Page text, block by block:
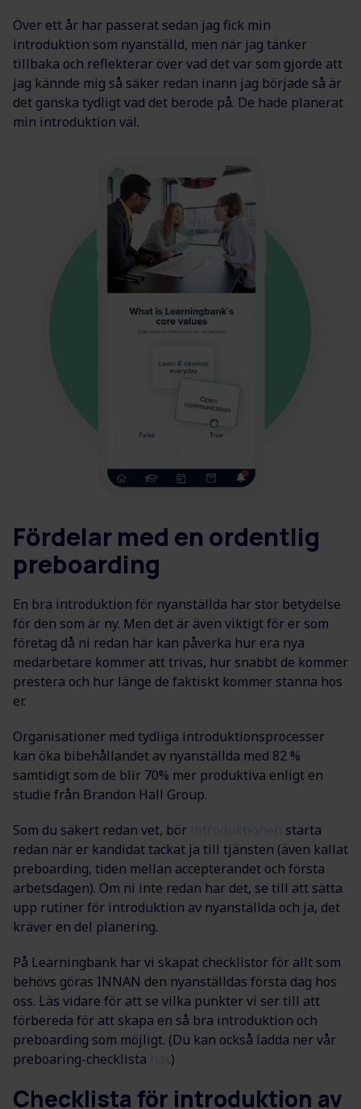
Över ett år har passerat sedan jag fick min
introduktion som nyanställd, men när jag tänker
tillbaka och reflekterar över vad det var som gjorde att
jag kännde mig så säker redan inann jag började så är
det ganska tydligt vad det berode på. De hade planerat
min introduktion väl.
Fördelar med en ordentlig
preboarding
En bra introduktion för nyanställda har stor betydelse
för den som är ny. Men det är även viktigt för er som
företag då ni redan här kan påverka hur era nya
medarbetare kommer att trivas, hur snabbt de kommer
prestera och hur länge de faktiskt kommer stanna hos
er.
Organisationer med tydliga introduktionsprocesser
kan öka bibehållandet av nyanställda med 82 %
samtidigt som de blir 70% mer produktiva enligt en
studie från Brandon Hall Group.
Som du säkert redan vet, bör
starta
redan när er kandidat tackat ja till tjänsten (även kallat
preboarding, tiden mellan accepterandet och första
arbetsdagen). Om ni inte redan har det, se till att sätta
upp rutiner för introduktion av nyanställda och ja, det
kräver en del planering.
På Learningbank har vi skapat checklistor för allt som
behövs göras INNAN den nyanställdas första dag hos
oss. Läs vidare för att se vilka punkter vi ser till att
förbereda för att skapa en så bra introduktion och
preboarding som möjligt. (Du kan också ladda ner vår
preboaring-checklista
.)
Checklista för introduktion av